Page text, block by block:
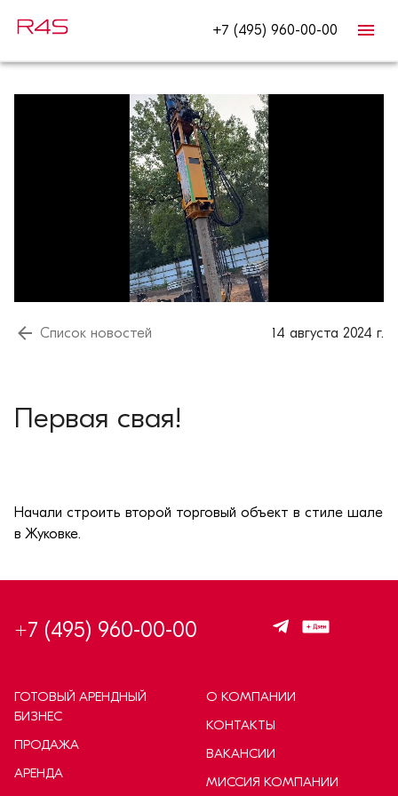
+7 (495) 960-00-00
Список новостей 14 августа 2024 г.
Первая свая!
Начали строить второй торговый объект в стиле шале
в Жуковке.
+7 (495) 960-00-00
ГОТОВЫЙ АРЕНДНЫЙ
БИЗНЕС
ПРОДАЖА
АРЕНДА
О КОМПАНИИ
КОНТАКТЫ
ВАКАНСИИ
МИССИЯ КОМПАНИИ